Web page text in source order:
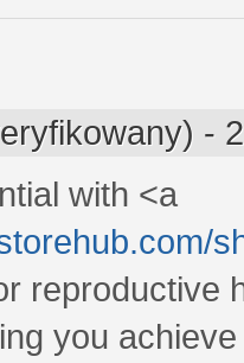
-
with <a
reproductive
you